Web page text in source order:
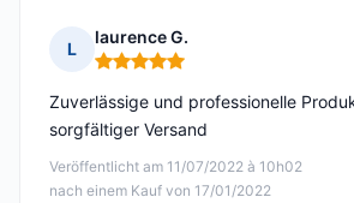
L
laurence G.
Hinweis: 5 von 5
Veröffentlicht am 11/07/2022 à 10h02
nach einem Kauf von 17/01/2022
Zuverlässige und professionelle
sorgfältiger Versand